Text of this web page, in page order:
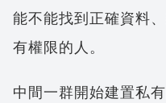
能不能找到正確資料
有權限的人。
中間一群開始建置私